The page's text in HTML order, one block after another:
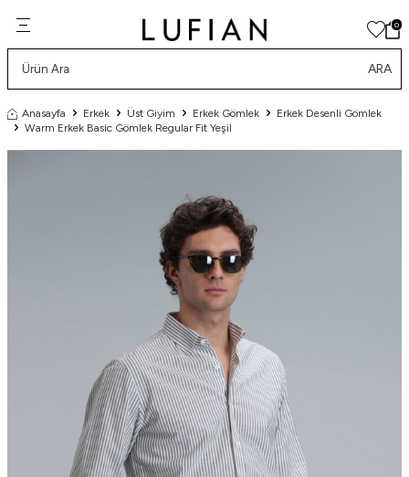
0
ARA
Anasayfa Erkek Üst Giyim Erkek Gömlek
Erkek Desenli Gömlek
Warm Erkek Basic Gömlek Regular Fit Yeşil